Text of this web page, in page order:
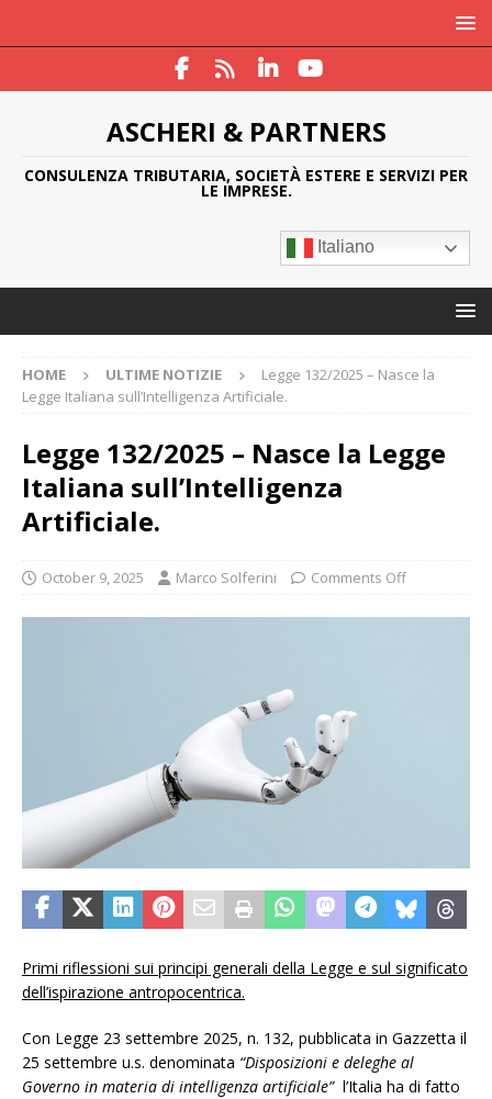
ASCHERI & PARTNERS
CONSULENZA TRIBUTARIA, SOCIETÀ ESTERE E SERVIZI PER
LE IMPRESE.
Italiano
HOME ULTIME NOTIZIE
Legge 132/2025 – Nasce la
Legge Italiana sull’Intelligenza Artificiale.
Legge 132/2025 – Nasce la Legge
Italiana sull’Intelligenza
Artificiale.
October 9, 2025 Marco Solferini Comments Off
Primi riflessioni sui principi generali della Legge e sul significato
dell’ispirazione antropocentrica.
Con Legge 23 settembre 2025, n. 132, pubblicata in Gazzetta il
25 settembre u.s. denominata “Disposizioni e deleghe al
Governo in materia di intelligenza artificiale”l’Italia ha di fatto